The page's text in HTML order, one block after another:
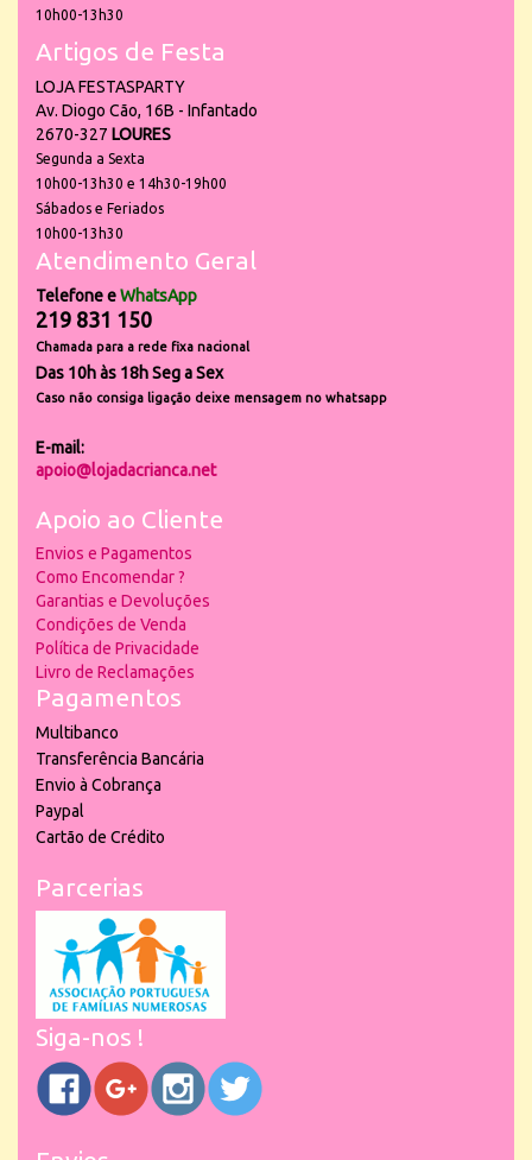
10h00-13h30
Artigos de Festa
LOJA FESTASPARTY
Av. Diogo Cão, 16B - Infantado
2670-327 LOURES
Segunda a Sexta
10h00-13h30 e 14h30-19h00
Sábados e Feriados
10h00-13h30
Atendimento Geral
Telefone eWhatsApp
219 831 150
Chamada para a rede fixa nacional
Das 10h às 18h Seg a Sex
Caso não consiga ligação deixe mensagem no whatsapp
E-mail:
apoio@lojadacrianca.net
Apoio ao Cliente
Envios e Pagamentos
Como Encomendar ?
Garantias e Devoluções
Condições de Venda
Política de Privacidade
Livro de Reclamações
Pagamentos
Multibanco
Transferência Bancária
Envio à Cobrança
Paypal
Cartão de Crédito
Parcerias
Siga-nos !